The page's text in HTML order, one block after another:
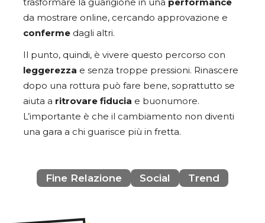
da mostrare online, cercando approvazione e
conferme dagli altri.
Il punto, quindi, è vivere questo percorso con
leggerezza e senza troppe pressioni. Rinascere
dopo una rottura può fare bene, soprattutto se
aiuta a ritrovare fiducia e buonumore.
L’importante è che il cambiamento non diventi
una gara a chi guarisce più in fretta.
Fine Relazione Social Trend